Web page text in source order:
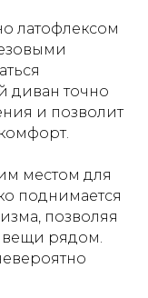
латофлексом
диван точно
и позволит
местом для
поднимается
позволяя
вещи рядом.